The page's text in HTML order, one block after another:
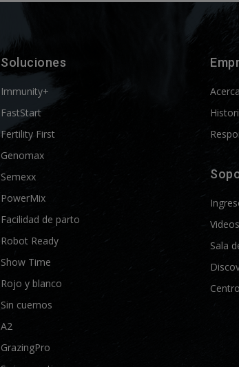
Soluciones
Immunity+
FastStart
Fertility First
Genomax
Semexx
PowerMix
Facilidad de parto
Robot Ready
Show Time
Rojo y blanco
Sin cuernos
A2
GrazingPro
Videos
Sala